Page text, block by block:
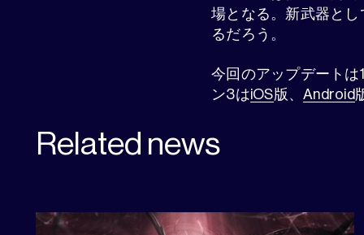
場となる。新武器と
るだろう。
今回のアップデート
ン3はiOS版、 Android
Related news